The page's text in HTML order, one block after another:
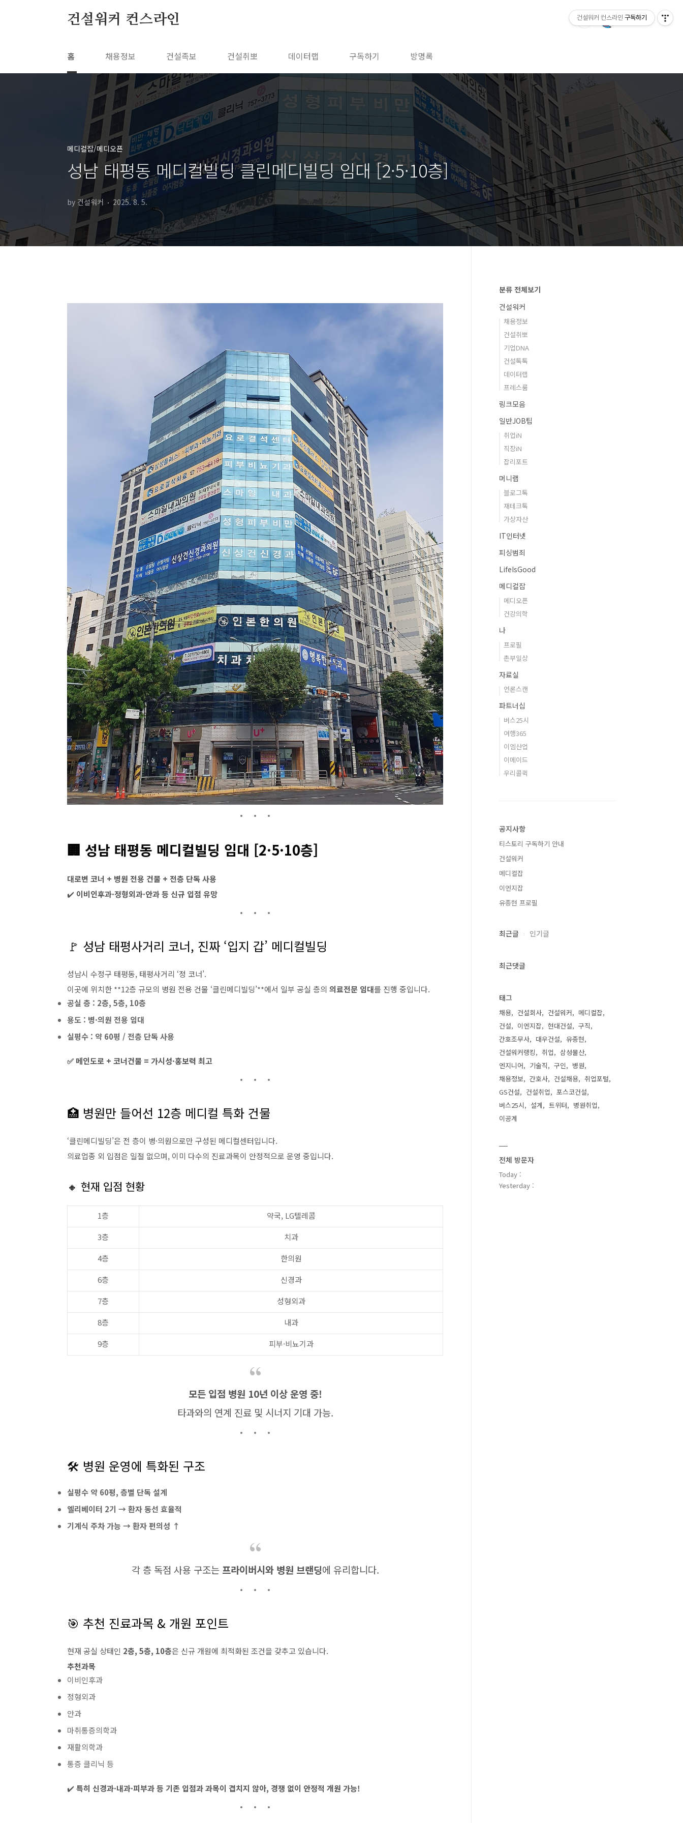
건설워커 컨스라인
홈 채용정보 건설족보 건설취뽀 데이터랩 구독하기 방명록
메디컬잡/메디오픈
성남 태평동 메디컬빌딩 클린메디빌딩 임대 [2·5·10층]
by 건설워커 2025. 8. 5.
🏢 성남 태평동 메디컬빌딩 임대 [2·5·10층]
대로변 코너 + 병원 전용 건물 + 전층 단독 사용
✔️ 이비인후과·정형외과·안과 등 신규 입점 유망
🚩 성남 태평사거리 코너, 진짜 ‘입지 갑’ 메디컬빌딩
성남시 수정구 태평동, 태평사거리 ‘정 코너’.
이곳에 위치한 **12층 규모의 병원 전용 건물 ‘클린메디빌딩’**에서 일부 공실 층의 의료전문 임대를 진행 중입니다.
공실 층 : 2층, 5층, 10층
용도 : 병·의원 전용 임대
실평수 : 약 60평 / 전층 단독 사용
✅ 메인도로 + 코너건물 = 가시성·홍보력 최고
🏥 병원만 들어선 12층 메디컬 특화 건물
‘클린메디빌딩’은 전 층이 병·의원으로만 구성된 메디컬센터입니다.
의료업종 외 입점은 일절 없으며, 이미 다수의 진료과목이 안정적으로 운영 중입니다.
🔸 현재 입점 현황
1층
약국, LG텔레콤
3층
치과
4층
한의원
6층
신경과
7층
성형외과
8층
내과
9층
피부·비뇨기과
모든 입점 병원 10년 이상 운영 중!
타과와의 연계 진료 및 시너지 기대 가능.
🛠️ 병원 운영에 특화된 구조
실평수 약 60평, 층별 단독 설계
엘리베이터 2기 → 환자 동선 효율적
기계식 주차 가능 → 환자 편의성 ↑
각 층 독점 사용 구조는 프라이버시와 병원 브랜딩에 유리합니다.
🎯 추천 진료과목 & 개원 포인트
현재 공실 상태인 2층, 5층, 10층은 신규 개원에 최적화된 조건을 갖추고 있습니다.
추천과목
이비인후과
정형외과
안과
마취통증의학과
재활의학과
통증 클리닉 등
✔️특히 신경과·내과·피부과 등 기존 입점과 과목이 겹치지 않아, 경쟁 없이 안정적 개원 가능!
분류 전체보기
건설워커
채용정보
건설취뽀
기업DNA
건설톡톡
데이터랩
프레스룸
링크모음
일반JOB팁
취업iN
직장iN
잡리포트
머니랩
블로그톡
재테크톡
가상자산
IT인터넷
피싱범죄
LifeIsGood
메디컬잡
메디오픈
건강의학
나
프로필
촌부일상
자료실
언론스캔
파트너십
버스25시
여행365
이엠산업
이메이드
우리콜퀵
공지사항
티스토리 구독하기 안내
건설워커
메디컬잡
이엔지잡
유종현 프로필
최근글 인기글
최근댓글
태그
채용 건설회사 건설워커
메디컬잡
건설
이엔지잡 현대건설
구직
간호조무사
대우건설
유종현
건설워커랭킹
취업
삼성물산
엔지니어
기술직 구인
병원
채용정보
간호사 건설채용
취업포털
GS건설
건설취업
포스코건설
버스25시
설계 트위터
병원취업
이공계
전체 방문자
Today :
Yesterday :
건설워커 컨스라인 구독하기